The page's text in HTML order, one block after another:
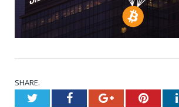
SHARE.
TwitterFacebookGoogle+